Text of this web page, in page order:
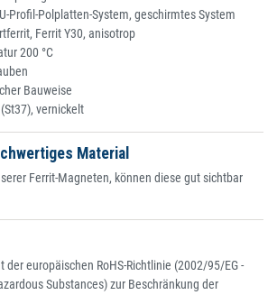
Profil-Polplatten-System, geschirmtes System
Ferrit Y30, anisotrop
200 °C
Bauweise
vernickelt
Material
Ferrit-Magneten, können diese gut sichtbar
der europäischen RoHS-Richtlinie (2002/95/EG -
Substances) zur Beschränkung der